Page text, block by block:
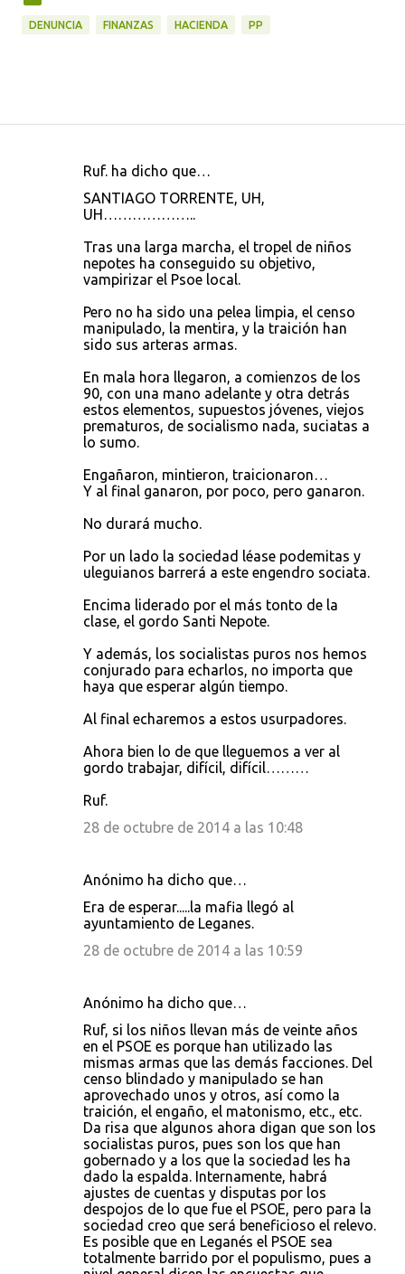
DENUNCIA FINANZAS HACIENDA PP
Ruf. ha dicho que…
SANTIAGO TORRENTE, UH,
UH………………..
Tras una larga marcha, el tropel de niños
nepotes ha conseguido su objetivo,
vampirizar el Psoe local.
Pero no ha sido una pelea limpia, el censo
manipulado, la mentira, y la traición han
sido sus arteras armas.
En mala hora llegaron, a comienzos de los
90, con una mano adelante y otra detrás
estos elementos, supuestos jóvenes, viejos
prematuros, de socialismo nada, suciatas a
lo sumo.
Engañaron, mintieron, traicionaron…
Y al final ganaron, por poco, pero ganaron.
No durará mucho.
Por un lado la sociedad léase podemitas y
uleguianos barrerá a este engendro sociata.
Encima liderado por el más tonto de la
clase, el gordo Santi Nepote.
Y además, los socialistas puros nos hemos
conjurado para echarlos, no importa que
haya que esperar algún tiempo.
Al final echaremos a estos usurpadores.
Ahora bien lo de que lleguemos a ver al
gordo trabajar, difícil, difícil………
Ruf.
28 de octubre de 2014 a las 10:48
Anónimo ha dicho que…
Era de esperar.....la mafia llegó al
ayuntamiento de Leganes.
28 de octubre de 2014 a las 10:59
Anónimo ha dicho que…
Ruf, si los niños llevan más de veinte años
en el PSOE es porque han utilizado las
mismas armas que las demás facciones. Del
censo blindado y manipulado se han
aprovechado unos y otros, así como la
traición, el engaño, el matonismo, etc., etc.
Da risa que algunos ahora digan que son los
socialistas puros, pues son los que han
gobernado y a los que la sociedad les ha
dado la espalda. Internamente, habrá
ajustes de cuentas y disputas por los
despojos de lo que fue el PSOE, pero para la
sociedad creo que será beneficioso el relevo.
Es posible que en Leganés el PSOE sea
totalmente barrido por el populismo, pues a